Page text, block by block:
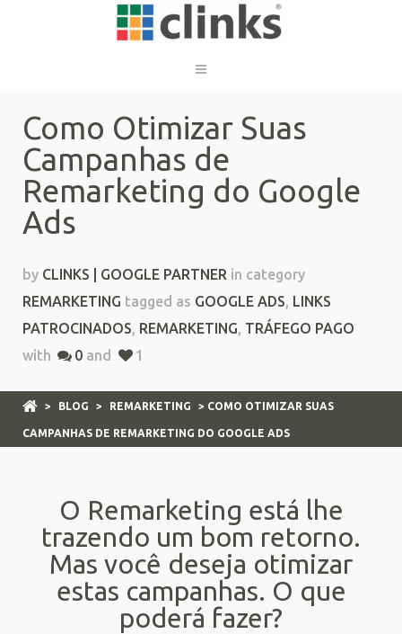
Como Otimizar Suas
Campanhas de
Remarketing do Google
Ads
by CLINKS | GOOGLE PARTNER in category
REMARKETING tagged as GOOGLE ADS, LINKS
PATROCINADOS, REMARKETING, TRÁFEGO PAGO
with
0 and 1
> BLOG > REMARKETING > COMO OTIMIZAR SUAS
CAMPANHAS DE REMARKETING DO GOOGLE ADS
O Remarketing está lhe
trazendo um bom retorno.
Mas você deseja otimizar
estas campanhas. O que
poderá fazer?